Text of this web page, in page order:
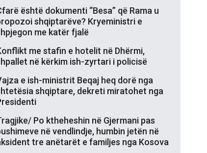
është dokumenti “Besa” që Rama u
shqiptarëve? Kryeministri e
me katër fjalë
me stafin e hotelit në Dhërmi,
në kërkim ish-zyrtari i policisë
e ish-ministrit Beqaj heq dorë nga
shqiptare, dekreti miratohet nga
Po ktheheshin në Gjermani pas
në vendlindje, humbin jetën në
tre anëtarët e familjes nga Kosova